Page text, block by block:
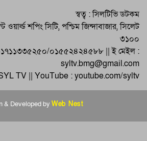
Eid-ul-Adha Celebrated Across
Sylhet and the Country
স্বত্ব : সিলটিভি ডটকম
শপিং সিটি, পশ্চিম জিন্দাবাজার, সিলেট
৩১০০
০১৫৫২৪২৪৫৮৮ || ই মেইল :
syltv.bmg@gmail.com
TV || YouTube : youtube.com/syltv
& Developed by Web Nest